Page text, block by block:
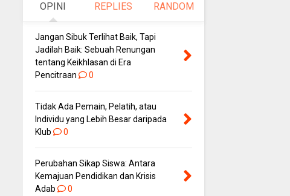
OPINI REPLIES RANDOM
Jangan Sibuk Terlihat Baik, Tapi
Jadilah Baik: Sebuah Renungan
tentang Keikhlasan di Era
Pencitraan
0
Tidak Ada Pemain, Pelatih, atau
Individu yang Lebih Besar daripada
Klub
0
Perubahan Sikap Siswa: Antara
Kemajuan Pendidikan dan Krisis
Adab
0